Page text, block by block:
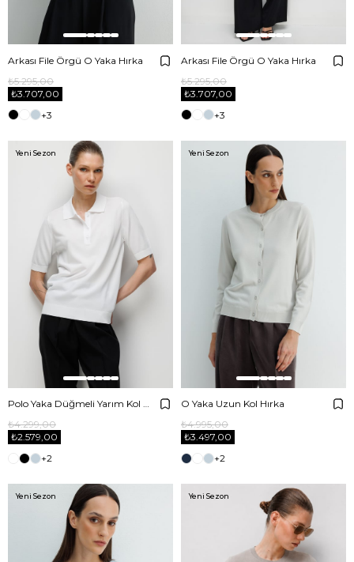
Arkası File Örgü O Yaka Hırka
₺3.707,00
₺5.295,00
+3
Arkası File Örgü O Yaka Hırka
₺3.707,00
₺5.295,00
+3
Polo Yaka Düğmeli Yarım Kol Triko
₺2.579,00
₺4.299,00
+2
Yeni Sezon
O Yaka Uzun Kol Hırka
₺3.497,00
₺4.995,00
+2
Yeni Sezon
Yeni Sezon Yeni Sezon